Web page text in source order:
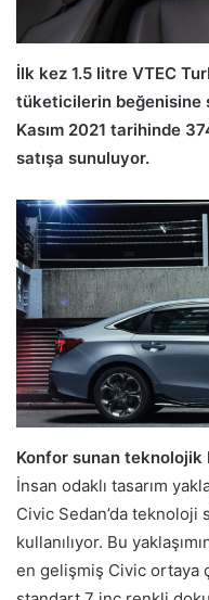
İlk kez 1.5 litre VTEC
tüketicilerin beğenisine
Kasım 2021 tarihinde
satışa sunuluyor.
Konfor sunan
İnsan odaklı tasarım
Civic Sedan’da teknoloji
kullanılıyor. Bu
en gelişmiş Civic ortaya